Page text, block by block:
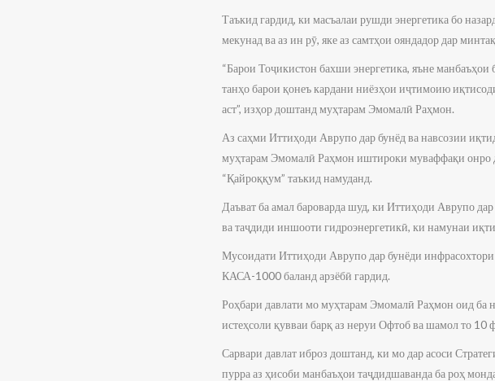
Таъкид гардид, ки масъалаи рушди энергетика бо
мекунад ва аз ин рӯ, яке аз самтҳои ояндадор дар
“Барои Тоҷикистон бахши энергетика, яъне
танҳо барои қонеъ кардани ниёзҳои иҷтимоию
аст”, изҳор доштанд муҳтарам Эмомалӣ Раҳмон.
Аз саҳми Иттиҳоди Аврупо дар бунёд ва навсозии
муҳтарам Эмомалӣ Раҳмон иштироки муваффақи онро
“Қайроққум” таъкид намуданд.
Даъват ба амал бароварда шуд, ки Иттиҳоди Аврупо
ва таҷдиди иншооти гидроэнергетикӣ, ки намунаи
Мусоидати Иттиҳоди Аврупо дар бунёди
КАСА-1000 баланд арзёбӣ гардид.
Роҳбари давлати мо муҳтарам Эмомалӣ Раҳмон оид
истеҳсоли қувваи барқ аз неруи Офтоб ва шамол то
Сарвари давлат иброз доштанд, ки мо дар асоси
пурра аз ҳисоби манбаъҳои таҷдидшаванда ба роҳ